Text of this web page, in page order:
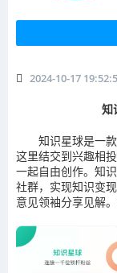
2024-10-17
知
知识星球是一
这里结交到兴趣相
一起自由创作。知
社群，实现知识变
意见领袖分享见解